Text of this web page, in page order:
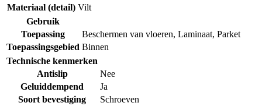
Materiaal (detail) Vilt
Gebruik
Toepassing
Beschermen van vloeren, Laminaat, Parket
Toepassingsgebied Binnen
Technische kenmerken
Antislip
Nee
Geluiddempend
Ja
Soort bevestiging
Schroeven